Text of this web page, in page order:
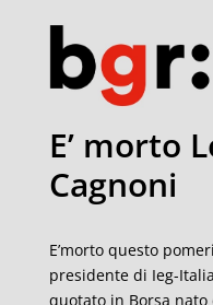
E’ morto
Cagnoni
E’morto questo
presidente di Ieg-
quotato in Borsa